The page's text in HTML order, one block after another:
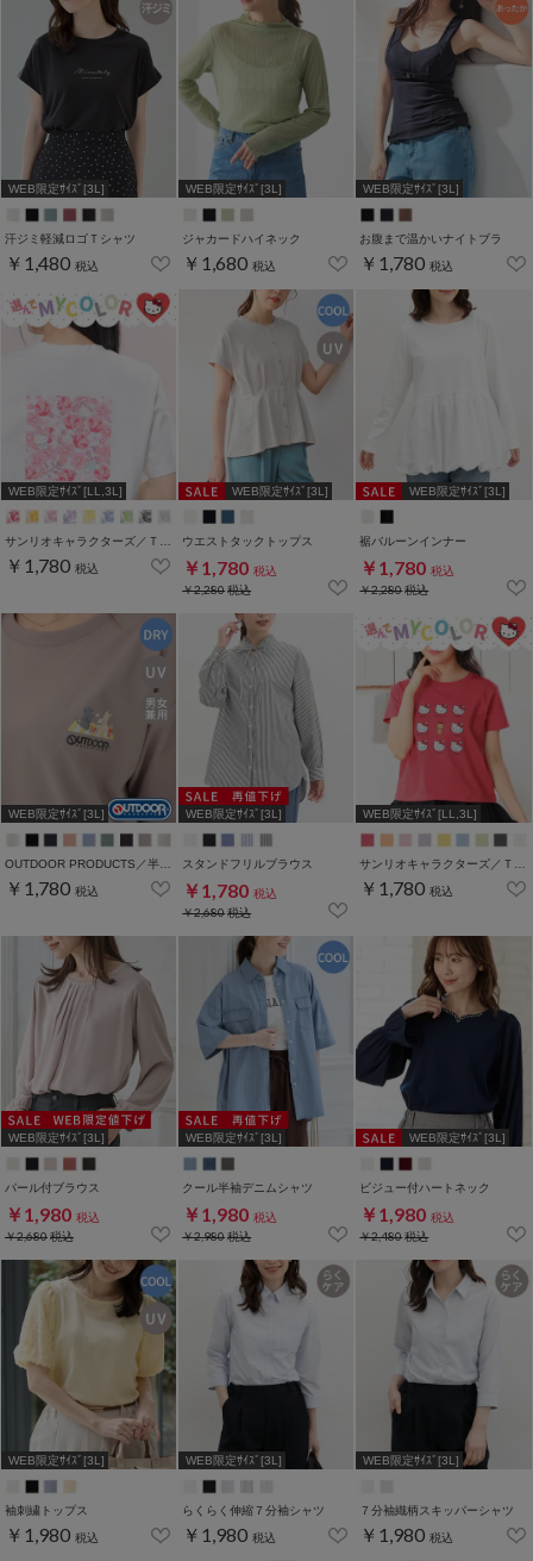
WEB限定ｻｲｽﾞ[3L]
汗ジミ軽減ロゴＴシャツ
￥1,480 税込
WEB限定ｻｲｽﾞ[3L]
ジャカードハイネック
￥1,680 税込
WEB限定ｻｲｽﾞ[3L]
お腹まで温かいナイトブラ
￥1,780 税込
WEB限定ｻｲｽﾞ[LL,3L]
￥1,780 税込
WEB限定ｻｲｽﾞ[3L]
ウエストタックトップス
￥1,780 税込
￥2,280税込
WEB限定ｻｲｽﾞ[3L]
裾バルーンインナー
￥1,780 税込
￥2,280税込
WEB限定ｻｲｽﾞ[3L]
￥1,780 税込
WEB限定ｻｲｽﾞ[3L]
スタンドフリルブラウス
￥1,780 税込
￥2,680税込
WEB限定ｻｲｽﾞ[LL,3L]
￥1,780 税込
WEB限定ｻｲｽﾞ[3L]
パール付ブラウス
￥1,980 税込
￥2,680税込
WEB限定ｻｲｽﾞ[3L]
クール半袖デニムシャツ
￥1,980 税込
￥2,980税込
WEB限定ｻｲｽﾞ[3L]
ビジュー付ハートネック
￥1,980 税込
￥2,480税込
WEB限定ｻｲｽﾞ[3L]
袖刺繍トップス
￥1,980 税込
WEB限定ｻｲｽﾞ[3L]
らくらく伸縮７分袖シャツ
￥1,980 税込
WEB限定ｻｲｽﾞ[3L]
７分袖織柄スキッパーシャツ
￥1,980 税込